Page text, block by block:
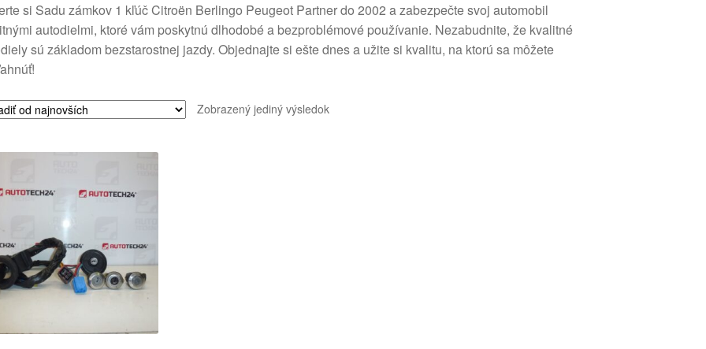
si Sadu zámkov 1 kľúč Citroën Berlingo Peugeot Partner do 2002 a zabezpečte svoj automobil
autodielmi, ktoré vám poskytnú dlhodobé a bezproblémové používanie. Nezabudnite, že kvalitné
sú základom bezstarostnej jazdy. Objednajte si ešte dnes a užite si kvalitu, na ktorú sa môžete
Zobrazený jediný výsledok